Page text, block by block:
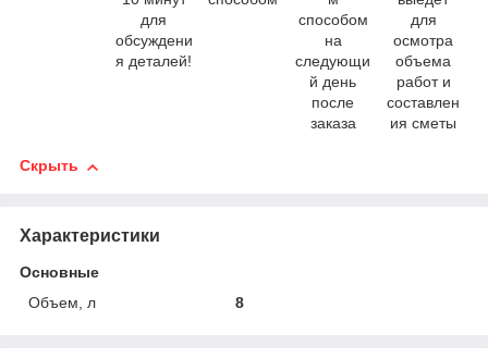
для
обсуждени
я деталей!
способом
на
следующи
й день
после
заказа
для
осмотра
объема
работ и
составлен
ия сметы
Скрыть
Характеристики
Основные
Объем, л
8